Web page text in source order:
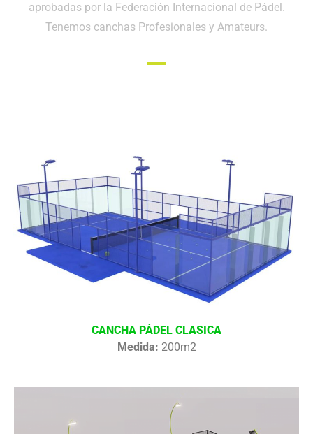
aprobadas por la Federación Internacional de Pádel.
Tenemos canchas Profesionales y Amateurs.
CANCHA PÁDEL CLASICA
Medida: 200m2